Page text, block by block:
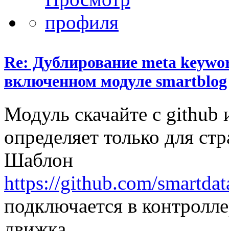
Re: Дублирование meta
включенном модуле smartblog
Модуль скачайте с github
определяет только для
Шаблон
https://github.com/
подключается в